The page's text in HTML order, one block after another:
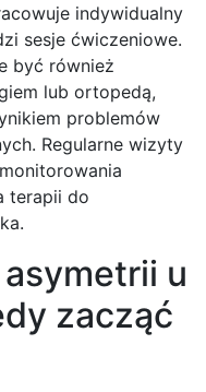
indywidualny
sesje ćwiczeniowe.
być również
lub ortopedą,
problemów
Regularne wizyty
terapii do
u
zacząć